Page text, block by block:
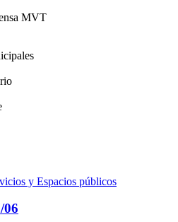
MVT
y Espacios públicos
06